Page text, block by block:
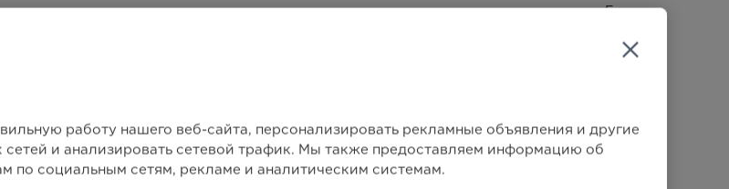
Газовая
Газовая
работу нашего веб-сайта, персонализировать рекламные объявления и другие
и анализировать сетевой трафик. Мы также предоставляем информацию об
по социальным сетям, рекламе и аналитическим системам.